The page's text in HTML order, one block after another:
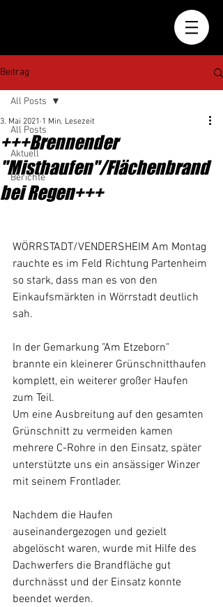
Beitrag
All Posts
Aktuell
Berichte
All Posts
+++Brennender
"Misthaufen"/Flächenbrand
bei Regen+++
3. Mai 2021 1 Min. Lesezeit
WÖRRSTADT/VENDERSHEIM Am Montag
rauchte es im Feld Richtung Partenheim
so stark, dass man es von den
Einkaufsmärkten in Wörrstadt deutlich
sah.
In der Gemarkung "Am Etzeborn"
brannte ein kleinerer Grünschnitthaufen
komplett, ein weiterer großer Haufen
zum Teil.
Um eine Ausbreitung auf den gesamten
Grünschnitt zu vermeiden kamen
mehrere C-Rohre in den Einsatz, später
unterstützte uns ein ansässiger Winzer
mit seinem Frontlader.
Nachdem die Haufen
auseinandergezogen und gezielt
abgelöscht waren, wurde mit Hilfe des
Dachwerfers die Brandfläche gut
durchnässt und der Einsatz konnte
beendet werden.